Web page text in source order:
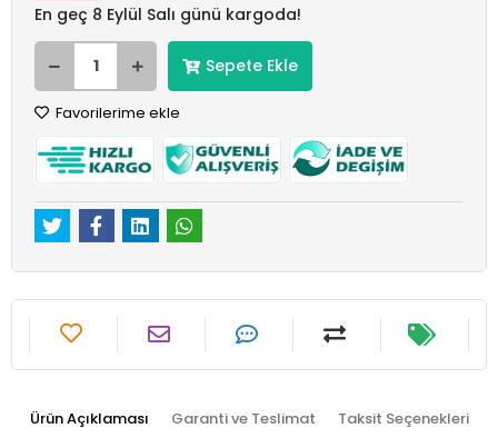
En geç 8 Eylül Salı günü kargoda!
Sepete Ekle
Favorilerime ekle
Ürün Açıklaması Garanti ve Teslimat Taksit Seçenekleri